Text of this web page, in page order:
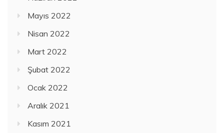
Mayıs 2022
Nisan 2022
Mart 2022
Şubat 2022
Ocak 2022
Aralık 2021
Kasım 2021